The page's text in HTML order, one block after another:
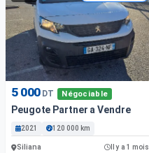
5 000 DT Négociable
Peugote Partner a Vendre
2021 120 000 km
Siliana Il y a 1 mois